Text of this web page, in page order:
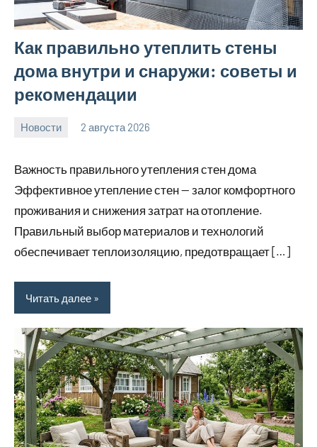
Как правильно утеплить стены
дома внутри и снаружи: советы и
рекомендации
Новости 2 августа 2026
Важность правильного утепления стен дома
Эффективное утепление стен — залог комфортного
проживания и снижения затрат на отопление.
Правильный выбор материалов и технологий
обеспечивает теплоизоляцию, предотвращает […]
Читать далее